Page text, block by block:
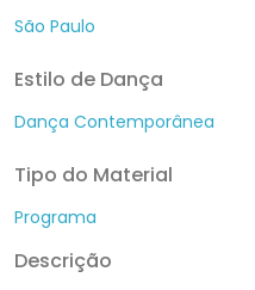
São Paulo
Estilo de Dança
Dança Contemporânea
Tipo do Material
Programa
Descrição